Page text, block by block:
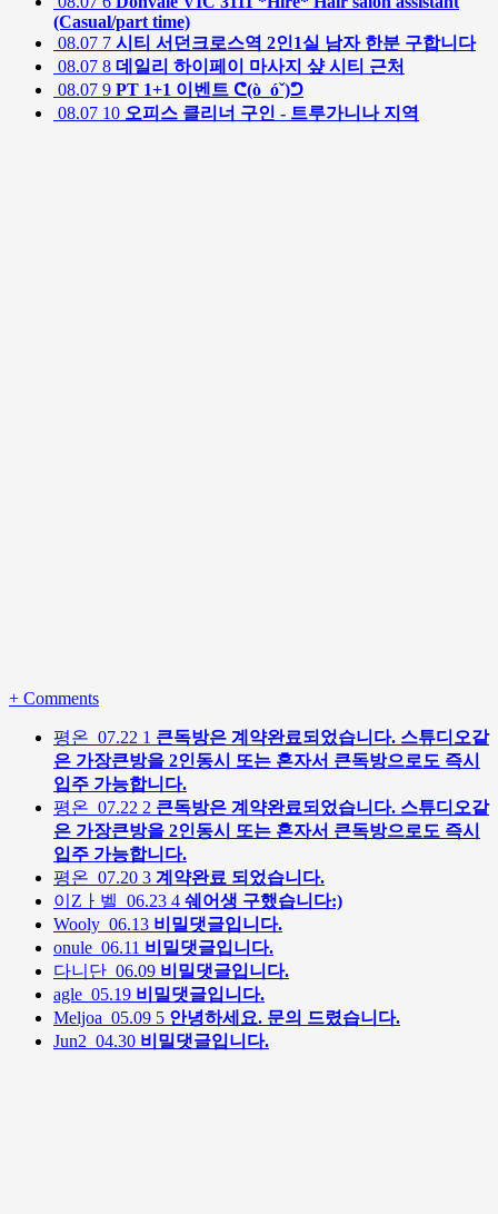
(Casual/part time)
08.07 7 시티 서던크로스역 2인1실 남자 한분 구합니다
08.07 8 데일리 하이페이 마사지 샾 시티 근처
08.07 9 PT 1+1 이벤트 ᕦ(ò_óˇ)ᕤ
08.07 10 오피스 클리너 구인 - 트루가니나 지역
+ Comments
평온 07.22 1 큰독방은 계약완료되었습니다. 스튜디오같
은 가장큰방을 2인동시 또는 혼자서 큰독방으로도 즉시
입주 가능합니다.
평온 07.22 2 큰독방은 계약완료되었습니다. 스튜디오같
은 가장큰방을 2인동시 또는 혼자서 큰독방으로도 즉시
입주 가능합니다.
평온 07.20 3 계약완료 되었습니다.
이Zㅏ벨 06.23 4 쉐어생 구했습니다:)
Wooly 06.13 비밀댓글입니다.
onule 06.11 비밀댓글입니다.
다니단 06.09 비밀댓글입니다.
agle 05.19 비밀댓글입니다.
Meljoa 05.09 5 안녕하세요. 문의 드렸습니다.
Jun2 04.30 비밀댓글입니다.